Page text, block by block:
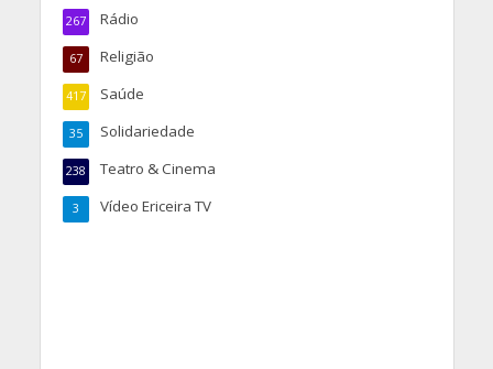
Rádio
267
Religião
67
Saúde
417
Solidariedade
35
Teatro & Cinema
238
Vídeo Ericeira TV
3